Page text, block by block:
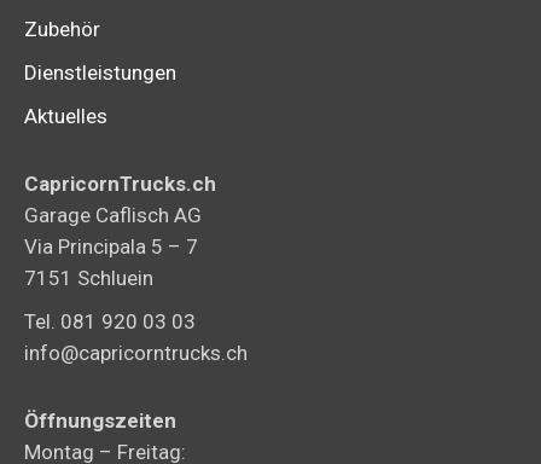
Zubehör
Dienstleistungen
Aktuelles
CapricornTrucks.ch
Garage Caflisch AG
Via Principala 5 – 7
7151 Schluein
Tel. 081 920 03 03
info@capricorntrucks.ch
Öffnungszeiten
Montag – Freitag: